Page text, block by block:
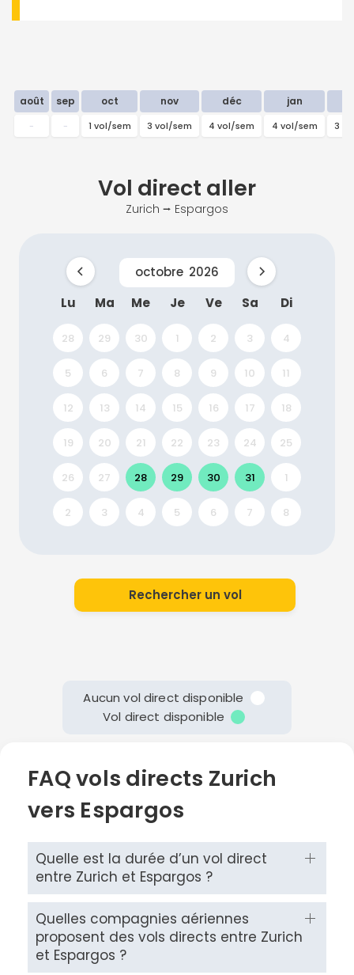
août sep oct nov déc jan
- - 1 vol/sem 3 vol/sem 4 vol/sem 4 vol/sem 3
Vol direct aller
Zurich ⭢ Espargos
octobre 2026
Lu
Ma Me Je Ve Sa Di
28 29 30 1 2 3 4
5 6 7 8 9 10 11
12 13 14 15 16 17 18
19 20 21 22 23 24 25
26 27 28 29 30 31 1
2 3 4 5 6 7 8
Rechercher un vol
Aucun vol direct disponible
Vol direct disponible
FAQ vols directs Zurich
vers Espargos
Quelle est la durée d’un vol direct
entre Zurich et Espargos ?
Quelles compagnies aériennes
proposent des vols directs entre Zurich
et Espargos ?